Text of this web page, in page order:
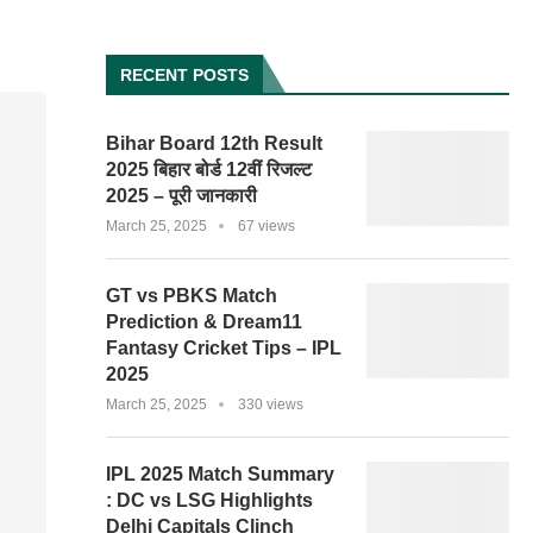
RECENT POSTS
Bihar Board 12th Result
2025 बिहार बोर्ड 12वीं रिजल्ट
2025 – पूरी जानकारी
March 25, 2025 67 views
GT vs PBKS Match
Prediction & Dream11
Fantasy Cricket Tips – IPL
2025
March 25, 2025 330 views
IPL 2025 Match Summary
: DC vs LSG Highlights
Delhi Capitals Clinch